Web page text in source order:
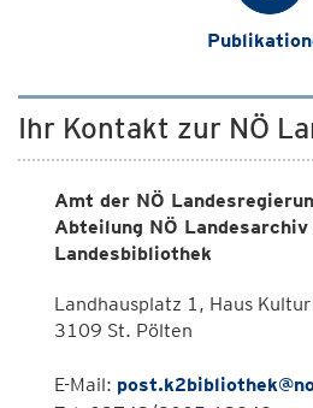
Ihr Kontakt zur NÖ
Amt der NÖ
Abteilung NÖ Landesarchiv
Landesbibliothek
Landhausplatz 1, Haus
3109 St. Pölten
E-Mail: